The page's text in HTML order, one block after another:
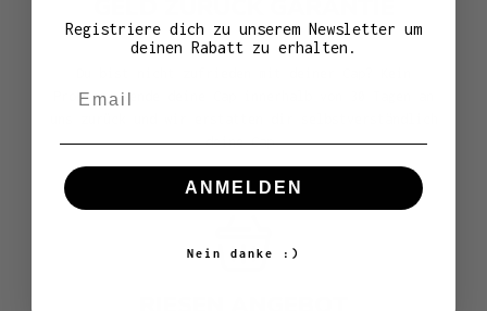
Problem, sende deine Cap innerhalb von 30 Tagen an
deine Cap.
Registriere dich zu unserem Newsletter um
deinen Rabatt zu erhalten.
ANMELDEN
Nein danke :)